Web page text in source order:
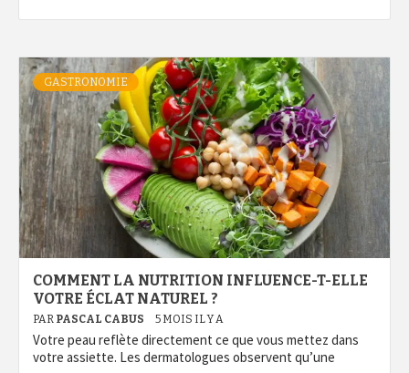
GASTRONOMIE
COMMENT LA NUTRITION INFLUENCE-T-ELLE
VOTRE ÉCLAT NATUREL ?
PAR PASCAL CABUS 5 MOIS IL Y A
Votre peau reflète directement ce que vous mettez dans
votre assiette. Les dermatologues observent qu’une